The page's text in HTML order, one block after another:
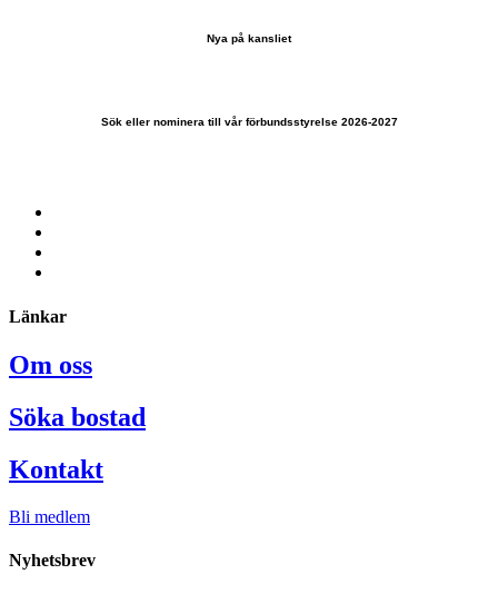
Nya på kansliet
Sök eller nominera till vår förbundsstyrelse 2026-2027
Länkar
Om oss
Söka bostad
Kontakt
Bli medlem
Nyhetsbrev